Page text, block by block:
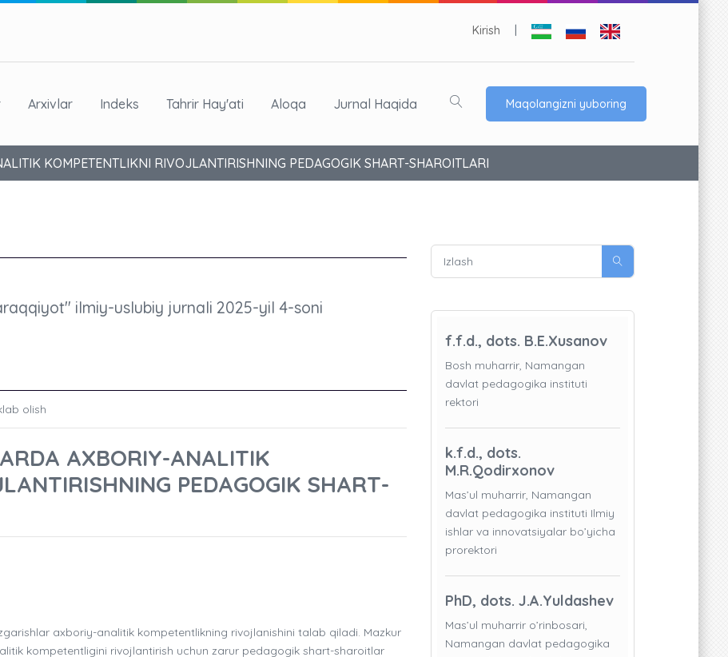
Kirish
Arxivlar Indeks Tahrir Hay'ati Aloqa Jurnal Haqida Maqolangizni yuboring
KOMPETENTLIKNI RIVOJLANTIRISHNING PEDAGOGIK SHART-SHAROITLARI
ilmiy-uslubiy jurnali 2025-yil 4-soni
olish
AXBORIY-ANALITIK
PEDAGOGIK SHART-
axboriy-analitik kompetentlikning rivojlanishini talab qiladi. Mazkur
kompetentligini rivojlantirish uchun zarur pedagogik shart-sharoitlar
f.f.d., dots. B.E.Xusanov
Bosh muharrir, Namangan
davlat pedagogika instituti
rektori
k.f.d., dots.
M.R.Qodirxonov
Mas’ul muharrir, Namangan
davlat pedagogika instituti Ilmiy
ishlar va innovatsiyalar bo’yicha
prorektori
PhD, dots. J.A.Yuldashev
Mas’ul muharrir o’rinbosari,
Namangan davlat pedagogika